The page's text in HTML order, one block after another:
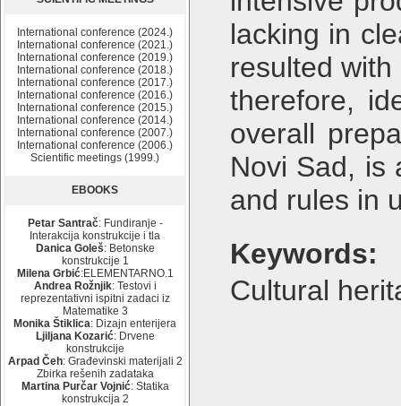
International conference (2024.)
International conference (2021.)
International conference (2019.)
International conference (2018.)
International conference (2017.)
International conference (2016.)
International conference (2015.)
International conference (2014.)
International conference (2007.)
International conference (2006.)
Scientific meetings (1999.)
EBOOKS
Petar Santrač: Fundiranje -
Interakcija konstrukcije i tla
Danica Goleš: Betonske
konstrukcije 1
Milena Grbić:ELEMENTARNO.1
Andrea Rožnjik: Testovi i
reprezentativni ispitni zadaci iz
Matematike 3
Monika Štiklica: Dizajn enterijera
Ljiljana Kozarić: Drvene
konstrukcije
Arpad Čeh: Građevinski materijali 2
Zbirka rešenih zadataka
Martina Purčar Vojnić: Statika
konstrukcija 2
lacking in
resulted
therefore,
overall
Novi Sad, is
and rules in
Keywords:
Cultural